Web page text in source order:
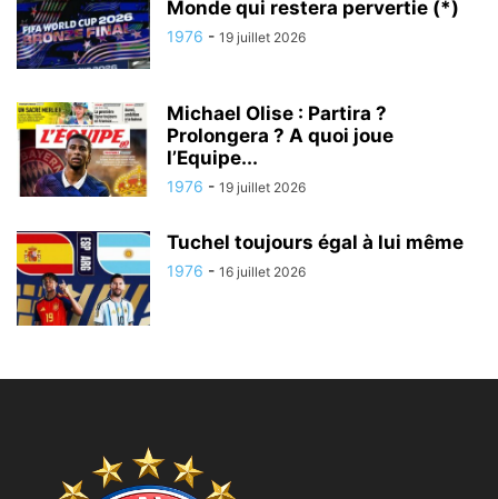
Monde qui restera pervertie (*)
1976 - 19 juillet 2026
Michael Olise : Partira ?
Prolongera ? A quoi joue
l’Equipe...
1976 - 19 juillet 2026
Tuchel toujours égal à lui même
1976 - 16 juillet 2026